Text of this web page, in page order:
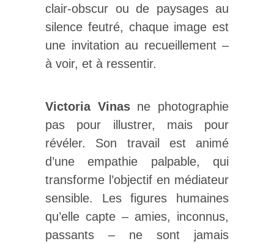
clair-obscur ou de paysages au
silence feutré, chaque image est
une invitation au recueillement –
à voir, et à ressentir.
Victoria Vinasne photographie
pas pour illustrer, mais pour
révéler. Son travail est animé
d’une empathie palpable, qui
transforme l’objectif en médiateur
sensible. Les figures humaines
qu’elle capte – amies, inconnus,
passants – ne sont jamais